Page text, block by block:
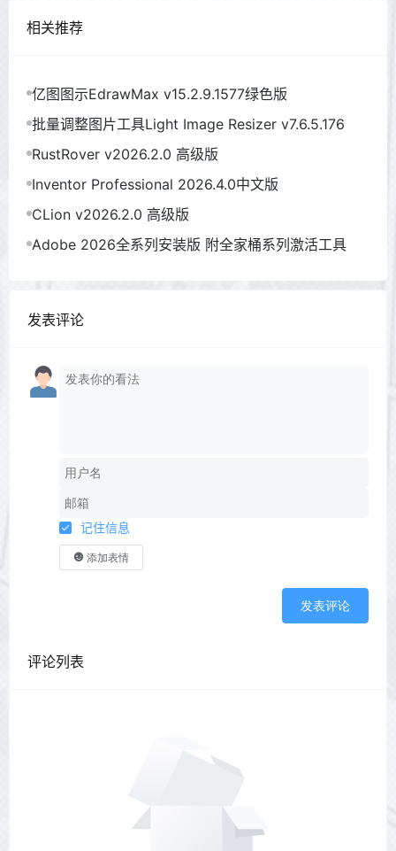
相关推荐
亿图图示EdrawMax v15.2.9.1577绿色版
批量调整图片工具Light Image Resizer v7.6.5.176
RustRover v2026.2.0 高级版
Inventor Professional 2026.4.0中文版
CLion v2026.2.0 高级版
Adobe 2026全系列安装版 附全家桶系列激活工具
发表评论
记住信息
添加表情
发表评论
评论列表